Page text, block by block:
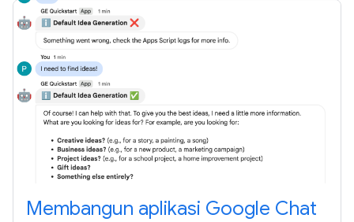
Membangun aplikasi Google Chat